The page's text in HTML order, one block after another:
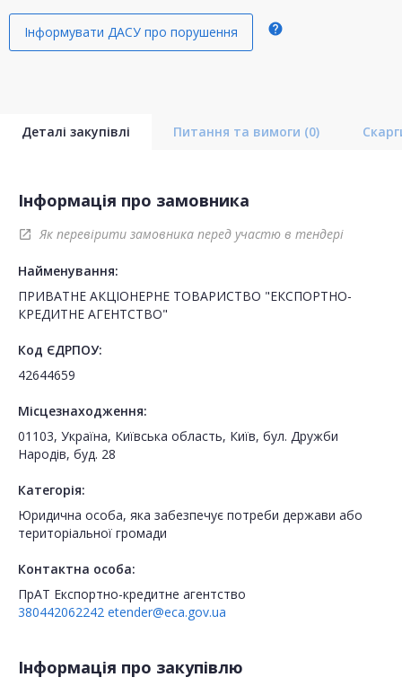
Інформувати ДАСУ про порушення help
Деталі закупівлі Питання та вимоги (0)
Інформація про замовника
open_in_new Як перевірити замовника перед участю в тендері
Найменування:
ПРИВАТНЕ АКЦІОНЕРНЕ ТОВАРИСТВО "ЕКСПОРТНО-
КРЕДИТНЕ АГЕНТСТВО"
Код ЄДРПОУ:
42644659
Місцезнаходження:
01103, Україна, Київська область, Київ, бул. Дружби
Народів, буд. 28
Категорія:
Юридична особа, яка забезпечує потреби держави або
територіальної громади
Контактна особа:
ПрАТ Експортно-кредитне агентство
380442062242 etender@eca.gov.ua
Інформація про закупівлю